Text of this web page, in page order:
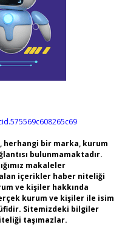
herhangi bir marka, kurum
bulunmamaktadır.
makaleler
içerikler haber niteliği
ve kişiler hakkında
kurum ve kişiler ile isim
Sitemizdeki bilgiler
taşımazlar.